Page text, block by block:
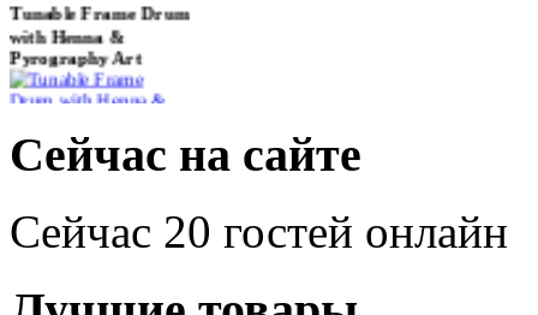
with Henna &
Pyrography Art
Shaman Drum
Сейчас на сайте
Сейчас 20 гостей онлайн